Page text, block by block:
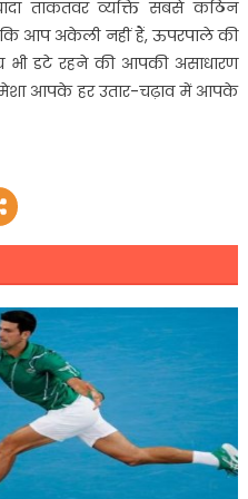
ताकतवर व्यक्ति सबसे कठिन
कि आप अकेली नहीं हैं, ऊपरपाले की
भी डटे रहने की आपकी असाधारण
आपके हर उतार-चढ़ाव में आपके